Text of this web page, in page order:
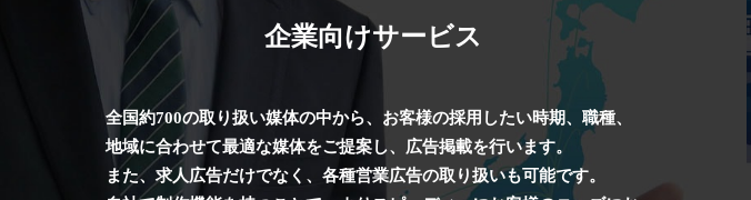
企業向けサービス
全国約700の取り扱い媒体の中から、お客様の採用したい時期、職種、
地域に合わせて最適な媒体をご提案し、広告掲載を行います。
また、求人広告だけでなく、各種営業広告の取り扱いも可能です。